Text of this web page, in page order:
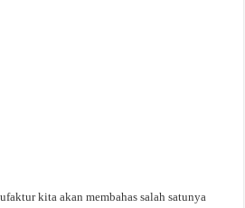
kita akan membahas salah satunya